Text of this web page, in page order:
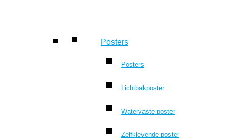
Posters
Posters
Lichtbakposter
Watervaste poster
Zelfklevende poster